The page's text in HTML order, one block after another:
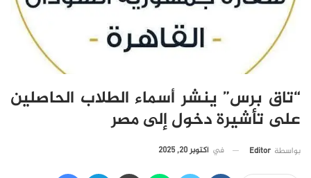
“تاق برس” ينشر أسماء الطلاب الحاصلين
على تأشيرة دخول إلى مصر
بواسطة Editor في أكتوبر 20, 2025